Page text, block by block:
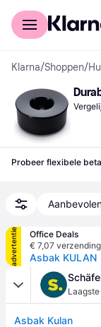
Voor shoppers
Klarna/Shoppen/
Probeer flexibele
advertentie
Office Deals
€ 7,07 verzending
Asbak KULAN
Asbak Kulan